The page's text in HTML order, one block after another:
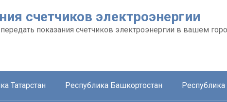
счетчиков электроэнергии
показания счетчиков электроэнергии в вашем
Татарстан Республика Башкортостан